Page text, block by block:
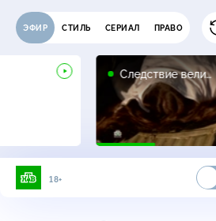
ЭФИР СТИЛЬ СЕРИАЛ ПРАВО
Следствие вели…
18+